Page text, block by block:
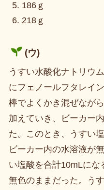
186ｇ
218ｇ
(ウ)
うすい水酸化ナトリウ
にフェノールフタレイ
棒でよくかき混ぜなが
加えていき、ビーカー
た。このとき、うすい
ビーカー内の水溶液が
い塩酸を合計10mLにな
無色のままだった。う